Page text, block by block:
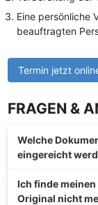
Eine persönliche
beauftragten
Termin jetzt
FRAGEN &
Welche
eingereicht
Ich finde
Original nicht